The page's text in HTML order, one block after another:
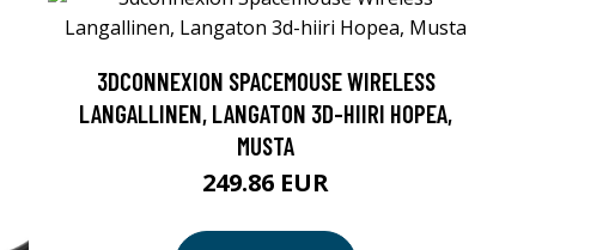
3DCONNEXION SPACEMOUSE WIRELESS
LANGALLINEN, LANGATON 3D-HIIRI HOPEA,
MUSTA
249.86 EUR